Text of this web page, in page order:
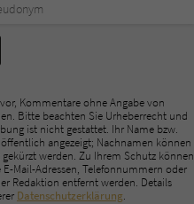
Kommentare ohne Angabe von
Bitte beachten Sie Urheberrecht und
ist nicht gestattet. Ihr Name bzw.
angezeigt; Nachnamen können
werden. Zu Ihrem Schutz können
Mail-Adressen, Telefonnummern oder
Redaktion entfernt werden. Details
Datenschutzerklärung.